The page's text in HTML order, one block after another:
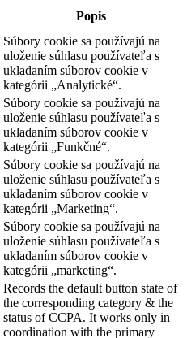
Popis
Súbory cookie sa používajú na
uloženie súhlasu používateľa s
ukladaním súborov cookie v
kategórii „Analytické“.
Súbory cookie sa používajú na
uloženie súhlasu používateľa s
ukladaním súborov cookie v
kategórii „Funkčné“.
Súbory cookie sa používajú na
uloženie súhlasu používateľa s
ukladaním súborov cookie v
kategórii „Marketing“.
Súbory cookie sa používajú na
uloženie súhlasu používateľa s
ukladaním súborov cookie v
kategórii „marketing“.
Records the default button state of
the corresponding category & the
status of CCPA. It works only in
coordination with the primary